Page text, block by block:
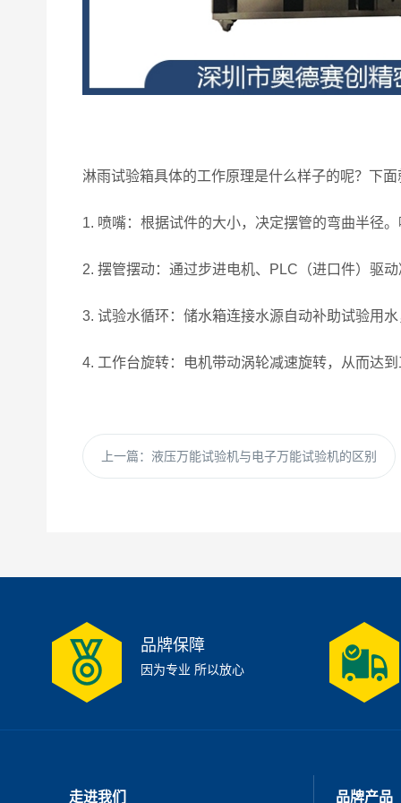
淋雨试验箱具体的工作原理是什么样子的呢？下
1. 喷嘴：根据试件的大小，决定摆管的弯曲半径
2. 摆管摆动：通过步进电机、PLC（进口件）驱
3. 试验水循环：储水箱连接水源自动补助试验用
4. 工作台旋转：电机带动涡轮减速旋转，从而达
上一篇： 液压万能试验机与电子万能试验机的区别
品牌保障
因为专业 所以放心
走进我们 品牌产品